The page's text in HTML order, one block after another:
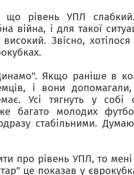
рівень УПЛ
війна, і для такої
Звісно,
Якщо раніше в
і вони
Усі тягнуть у собі
багато молодих
стабільними.
про рівень УПЛ, то
це показав у